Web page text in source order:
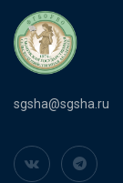
sgsha@sgsha.ru